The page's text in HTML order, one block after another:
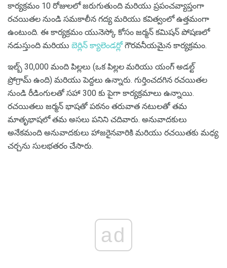
కార్యక్రమం 10 రోజులలో జరుగుతుంది మరియు ప్రపంచవ్యాప్తంగా
రచయితల నుండి సమకాలీన గద్య మరియు కవిత్వంలో ఉత్తమంగా
ఉంటుంది. ఈ కార్యక్రమం యునెస్కో కోసం జర్మన్ కమిషన్ పోషణలో
నడుస్తుంది మరియు బెర్లిన్ క్యాలెండర్లోగౌరవనీయమైన కార్యక్రమం.
ఇల్బ్ 30,000 మంది పిల్లలు (ఒక పిల్లల మరియు యంగ్ అడల్ట్
ప్రోగ్రామ్ ఉంది) మరియు పెద్దలు ఉన్నారు. గుర్తించదగిన రచయితల
నుండి రీడింగులతో సహా 300 కు పైగా కార్యక్రమాలు ఉన్నాయి.
రచయితలు జర్మన్ భాషతో పఠనం తరువాత నటులతో తమ
మాతృభాషలో తమ అసలు పనిని చదివారు. అనువాదకులు
అనేకమంది అనువాదకులు హాజరైనవారికి మరియు రచయితకు మధ్య
చర్చను సులభతరం చేసారు.
ad